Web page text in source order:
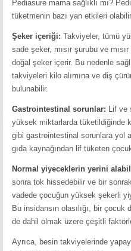
Pediasure mama sağlıklı mı?
tüketmenin bazı yan etkileri
Şeker içeriği: Takviyeler, tümü
sade şeker, mısır şurubu ve
doğal şeker içerir. Bu nedenle
takviyeleri kilo alımına ve diş
bulunabilir.
Gastrointestinal sorunlar: Lif ve
yüksek miktarlarda tüketildiğinde
gibi gastrointestinal sorunlara yol
gıda kaynağından lif tüketen
Normal yiyeceklerin yerini
sonra tok hissedebilir ve bir
vadede çocuğun yüksek şekerli
Bu insidansın olasılığı, bir çocuk
de dahil olmak üzere çeşitli
Ayrıca, besin takviyelerinde